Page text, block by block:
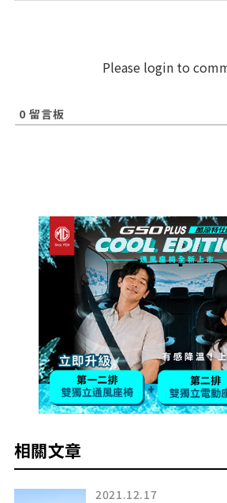
Please login to
0 留言板
相關文章
2021.12.17